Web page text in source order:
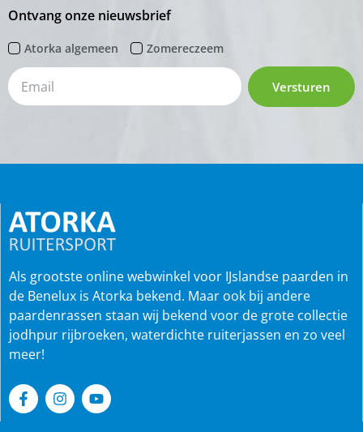
Ontvang onze nieuwsbrief
Atorka algemeen Zomereczeem
Versturen
Als grootste online webwinkel voor IJslandse paarden in
de Benelux is Atorka bekend. Maar ook bij andere
paardenrassen staan wij bekend voor de grote collectie
jodhpur rijbroeken, waterdichte ruiterjassen en zo veel
meer!